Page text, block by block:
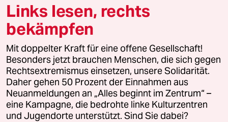
USA unter Trump
Katzen
Landtagswahl in Sachsen-Anhalt
Ceuta
Hitze
Links lesen, rechts
bekämpfen
Mit doppelter Kraft für eine offene Gesellschaft!
Besonders jetzt brauchen Menschen, die sich gegen
Rechtsextremismus einsetzen, unsere Solidarität.
Daher gehen 50 Prozent der Einnahmen aus
Neuanmeldungen an „Alles beginnt im Zentrum“ –
eine Kampagne, die bedrohte linke Kulturzentren
und Jugendorte unterstützt. Sind Sie dabei?